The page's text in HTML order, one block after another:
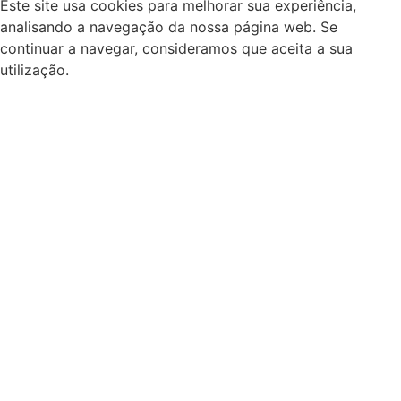
Este site usa cookies para melhorar sua experiência,
analisando a navegação da nossa página web. Se
continuar a navegar, consideramos que aceita a sua
utilização.